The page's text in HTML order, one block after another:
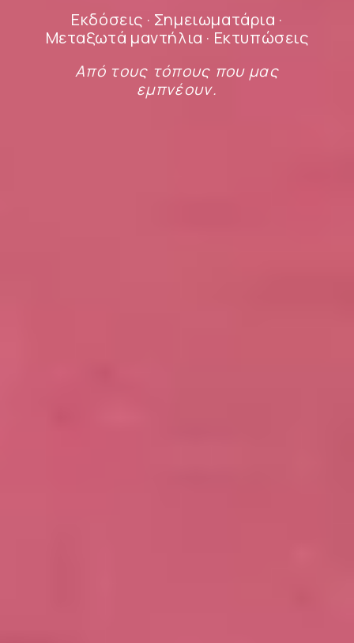
Εκδόσεις · Σημειωματάρια ·
Μεταξωτά μαντήλια · Εκτυπώσεις
Από τους τόπους που μας
εμπνέουν.